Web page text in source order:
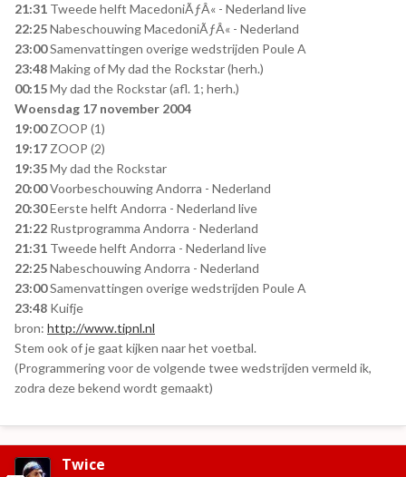
21:31 Tweede helft MacedoniÃƒÂ« - Nederland live
22:25Nabeschouwing MacedoniÃƒÂ« - Nederland
23:00Samenvattingen overige wedstrijden Poule A
23:48Making of My dad the Rockstar (herh.)
00:15My dad the Rockstar (afl. 1; herh.)
Woensdag 17 november 2004
19:00ZOOP (1)
19:17 ZOOP (2)
19:35My dad the Rockstar
20:00Voorbeschouwing Andorra - Nederland
20:30Eerste helft Andorra - Nederland live
21:22 Rustprogramma Andorra - Nederland
21:31 Tweede helft Andorra - Nederland live
22:25Nabeschouwing Andorra - Nederland
23:00Samenvattingen overige wedstrijden Poule A
23:48 Kuifje
bron: http://www.tipnl.nl
Stem ook of je gaat kijken naar het voetbal.
(Programmering voor de volgende twee wedstrijden vermeld ik,
zodra deze bekend wordt gemaakt)
Twice